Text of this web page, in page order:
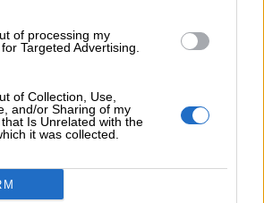
of processing my
Targeted Advertising.
of Collection, Use,
and/or Sharing of my
Is Unrelated with the
it was collected.